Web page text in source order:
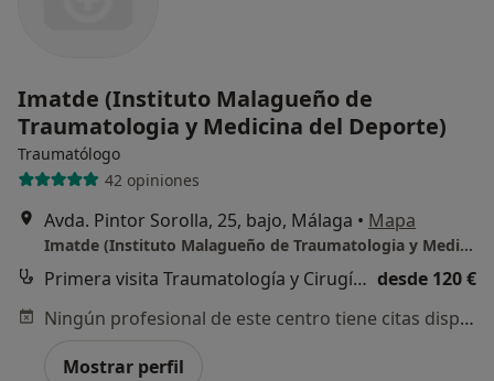
Imatde (Instituto Malagueño de
Traumatologia y Medicina del Deporte)
Traumatólogo
42 opiniones
Avda. Pintor Sorolla, 25, bajo, Málaga • Mapa
Imatde (Instituto Malagueño de Traumatologia y Medicina del Deporte)
Primera visita Traumatología y Cirugía Ortopédica desde 120 €
Ningún profesional de este centro tiene citas disponibles
Mostrar perfil